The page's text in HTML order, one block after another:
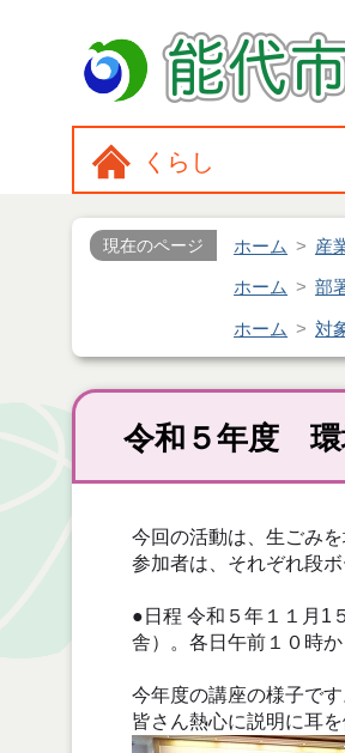
くらし
現在のページ ホーム 産
ホーム 部
ホーム 対
令和５年度 環
今回の活動は、生ごみ
参加者は、それぞれ段
●日程 令和５年１１月1
舎）。各日午前１０時
今年度の講座の様子です
皆さん熱心に説明に耳を